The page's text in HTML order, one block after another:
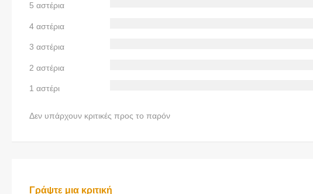
5 αστέρια
4 αστέρια
3 αστέρια
2 αστέρια
1 αστέρι
Δεν υπάρχουν κριτικές προς το παρόν
Γράψτε μια κριτική